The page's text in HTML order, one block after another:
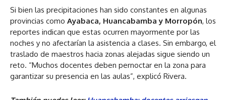
Si bien las precipitaciones han sido constantes en algunas
provincias como Ayabaca, Huancabamba y Morropón, los
reportes indican que estas ocurren mayormente por las
noches y no afectarían la asistencia a clases. Sin embargo, el
traslado de maestros hacia zonas alejadas sigue siendo un
reto. “Muchos docentes deben pernoctar en la zona para
garantizar su presencia en las aulas”, explicó Rivera.